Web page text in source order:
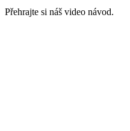
Přehrajte si náš video návod.